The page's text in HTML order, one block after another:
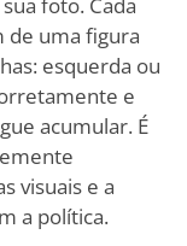
de uma figura
esquerda ou
e
acumular. É
visuais e a
a política.